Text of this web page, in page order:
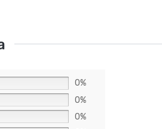
0%
0%
0%